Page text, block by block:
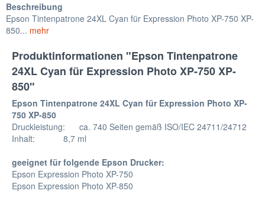
Beschreibung
Epson Tintenpatrone 24XL Cyan für Expression Photo XP-750 XP-
850... mehr
Produktinformationen "Epson Tintenpatrone
24XL Cyan für Expression Photo XP-750 XP-
850"
Epson Tintenpatrone 24XL Cyan für Expression Photo XP-
750 XP-850
Druckleistung: ca. 740 Seiten gemäß ISO/IEC 24711/24712
Inhalt: 8,7 ml
geeignet für folgende Epson Drucker:
Epson Expression Photo XP-750
Epson Expression Photo XP-850